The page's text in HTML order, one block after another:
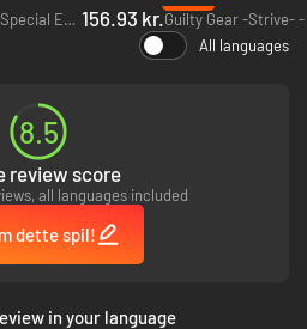
FATAL FURY: City of the Wolves Special Edition - PC (Steam) 156.93 kr.Guilty Gear -Strive- -
All languages
8.5
review score
all languages included
dette spil!
in your language